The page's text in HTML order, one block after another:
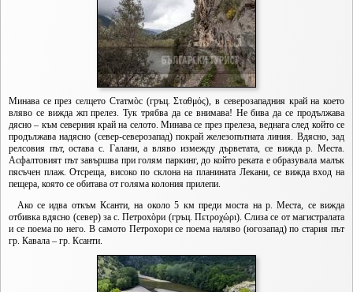
Минава се през селцето Статмòс (гръц. Σταθμός), в северозападния край на което
вляво се вижда жп прелез. Тук трябва да се внимава! Не бива да се продължава
дясно – към северния край на селото. Минава се през прелеза, веднага след който се
продължава надясно (север-северозапад) покрай железопътната линия. Вдясно, зад
релсовия път, остава с. Галани, а вляво измежду дърветата, се вижда р. Места.
Асфалтовият път завършва при голям паркинг, до който реката е образувала малък
пясъчен плаж. Отсреща, високо по склона на планината Лекани, се вижда вход на
пещера, която се обитава от голяма колония прилепи.
Ако се идва откъм Ксанти, на около 5 км преди моста на р. Места, се вижда
отбивка вдясно (север) за с. Петрохòри (гръц. Πετροχώρι). Слиза се от магистралата
и се поема по него. В самото Петрохори се поема наляво (югозапад) по стария път
гр. Кавала – гр. Ксанти.